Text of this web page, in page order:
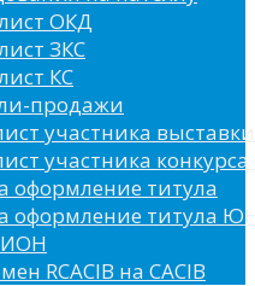
ОКД
ЗКС
КС
продажи
участника выставки
участника конкурса
оформление титула
оформление титула
RCACIB на CACIB